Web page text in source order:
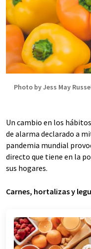
Photo by Jess May
Un cambio en los
de alarma declarado a
pandemia mundial
directo que tiene en la
sus hogares.
Carnes, hortalizas y